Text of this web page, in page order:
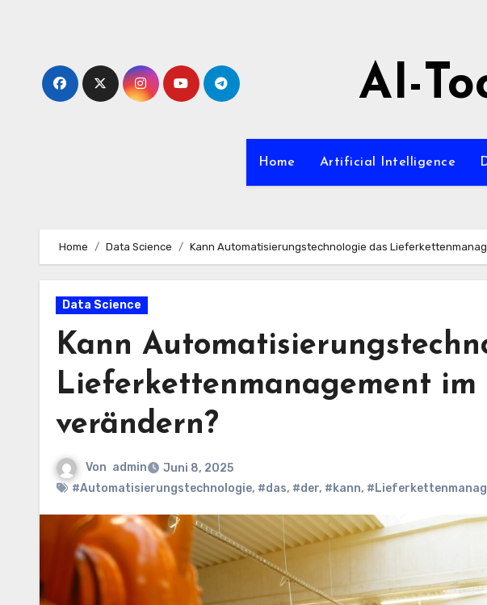
AI-
Home Artificial Intelligence
Home Data Science Kann Automatisierungstechnologie das
Data Science
Kann
Lieferkettenmanagement
verändern?
Von admin
Juni 8, 2025
#Automatisierungstechnologie, #das, #der, #kann,